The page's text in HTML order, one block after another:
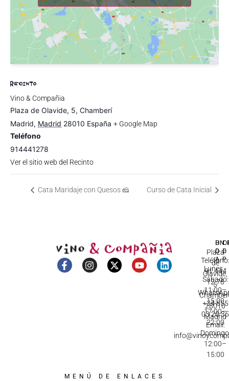
RECINTO
Vino & Compañia
Plaza de Olavide, 5, Chamberí
Madrid, Madrid 28010 España + Google Map
Teléfono
914441278
Ver el sitio web del Recinto
Cata Maridaje con Quesos 🧀 Curso de Cata Inicial
Plaza
de
Olavide,
5
28010
Madrid
DE
Lunes -
Sábado:
11:00–
15:00
17:00–
22:00
12:00–
15:00
91 444
12 78
+34 655
03 20 35
Email:
MENÚ DE ENLACES